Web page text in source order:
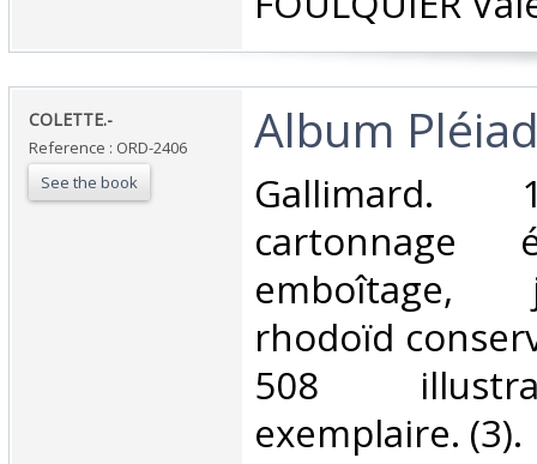
‎COLETTE.-‎
Reference : ORD-2406
See the book
‎Album
‎Gallimard.
cartonnage
rhodoïd
508
exemplaire. (3).‎